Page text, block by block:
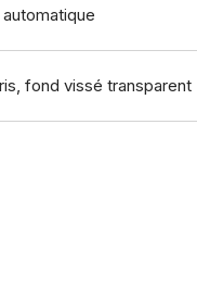
fond vissé transparent